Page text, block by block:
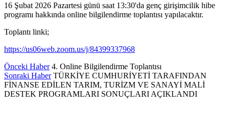
16 Şubat 2026 Pazartesi günü saat 13:30'da genç girişimcilik hibe
programı hakkında online bilgilendirme toplantısı yapılacaktır.
Toplantı linki;
https://us06web.zoom.us/j/84399337968
Önceki Haber 4. Online Bilgilendirme Toplantısı
Sonraki Haber TÜRKİYE CUMHURİYETİ TARAFINDAN
FİNANSE EDİLEN TARIM, TURİZM VE SANAYİ MALİ
DESTEK PROGRAMLARI SONUÇLARI AÇIKLANDI